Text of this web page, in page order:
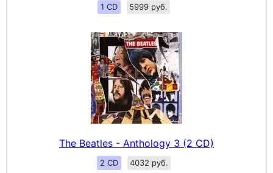
1 CD 5999 руб.
The Beatles - Anthology 3 (2 CD)
2 CD 4032 руб.